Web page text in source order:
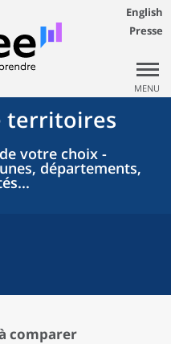
English
Presse
MENU
territoires
votre choix -
départements,
comparer